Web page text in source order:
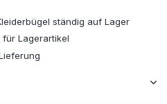
ständig auf Lager
für Lagerartikel